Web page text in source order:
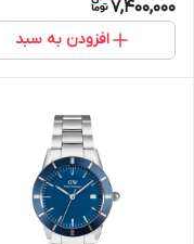
7,400,000
افزودن به سبد